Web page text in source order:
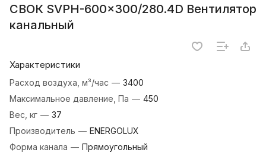
СВОК SVPH-600×300/280.4D Вентилятор
канальный
Характеристики
Расход воздуха, м³/час — 3400
Максимальное давление, Па — 450
Вес, кг — 37
Производитель — ENERGOLUX
Форма канала — Прямоугольный